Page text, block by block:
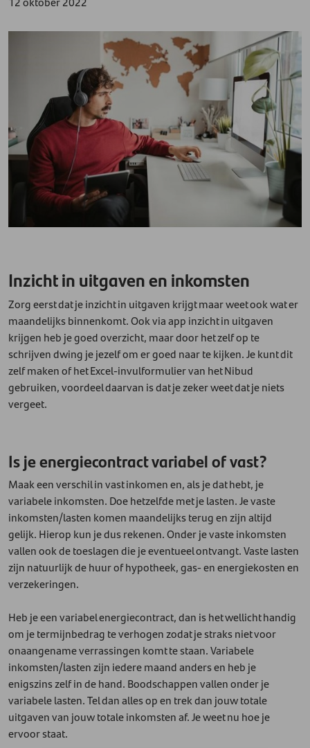
Inzicht in uitgaven en inkomsten
Zorg eerst dat je inzicht in uitgaven krijgt maar weet ook wat er
maandelijks binnenkomt. Ook via app inzicht in uitgaven
krijgen heb je goed overzicht, maar door het zelf op te
schrijven dwing je jezelf om er goed naar te kijken. Je kunt dit
zelf maken of het Excel-invulformulier van het Nibud
gebruiken, voordeel daarvan is dat je zeker weet dat je niets
vergeet.
Is je energiecontract variabel of vast?
Maak een verschil in vast inkomen en, als je dat hebt, je
variabele inkomsten. Doe hetzelfde met je lasten. Je vaste
inkomsten/lasten komen maandelijks terug en zijn altijd
gelijk. Hierop kun je dus rekenen. Onder je vaste inkomsten
vallen ook de toeslagen die je eventueel ontvangt. Vaste lasten
zijn natuurlijk de huur of hypotheek, gas- en energiekosten en
verzekeringen.
Heb je een variabel energiecontract, dan is het wellicht handig
om je termijnbedrag te verhogen zodat je straks niet voor
onaangename verrassingen komt te staan. Variabele
inkomsten/lasten zijn iedere maand anders en heb je
enigszins zelf in de hand. Boodschappen vallen onder je
variabele lasten. Tel dan alles op en trek dan jouw totale
uitgaven van jouw totale inkomsten af. Je weet nu hoe je
ervoor staat.